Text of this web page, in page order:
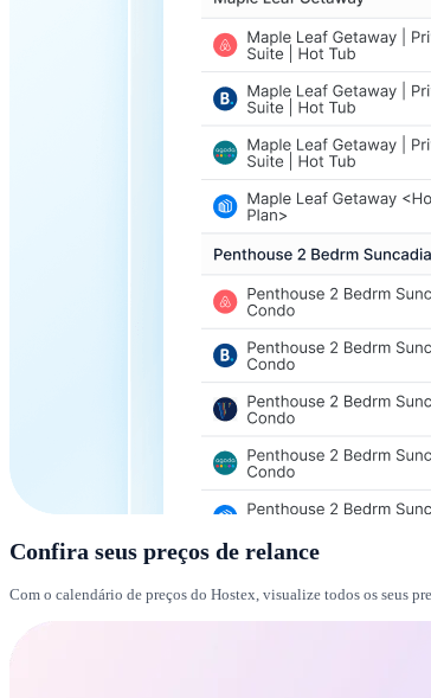
Confira seus preços de relance
Com o calendário de preços do Hostex, visualize todos os seus